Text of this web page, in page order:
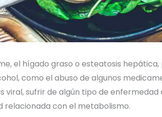
el hígado graso o esteatosis
como el abuso de algunos
viral, sufrir de algún tipo de
relacionada con el metabolismo.